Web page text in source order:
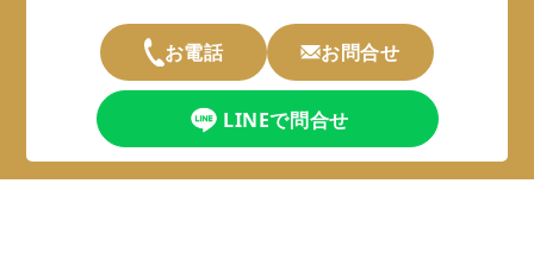
お電話 お問合せ
LINEで問合せ